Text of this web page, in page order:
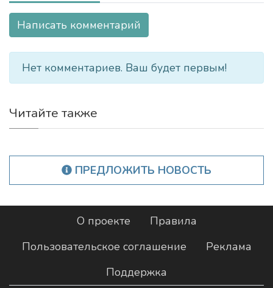
Написать комментарий
Нет комментариев. Ваш будет первым!
Читайте также
ПРЕДЛОЖИТЬ НОВОСТЬ
О проекте
Правила
Пользовательское соглашение
Реклама
Поддержка